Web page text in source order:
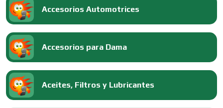
Accesorios Automotrices
Accesorios para Dama
Aceites, Filtros y Lubricantes